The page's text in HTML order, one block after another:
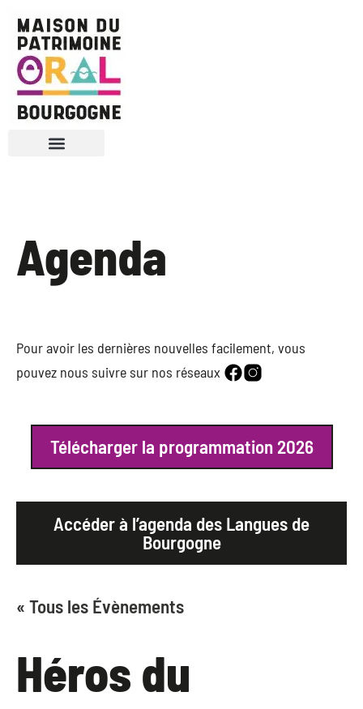
Agenda
Pour avoir les dernières nouvelles facilement, vous
pouvez nous suivre sur nos réseaux
Télécharger la programmation 2026
Accéder à l’agenda des Langues de
Bourgogne
« Tous les Évènements
Héros du